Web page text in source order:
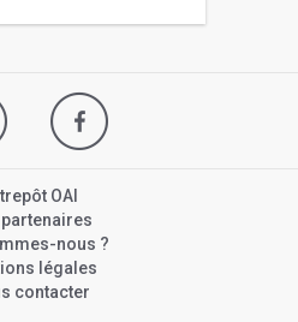
OAI
partenaires
nous ?
légales
contacter